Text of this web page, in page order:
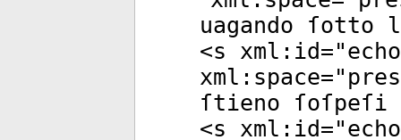
uagando ſotto
<s xml:id="
xml:space="
ſtieno
<s xml:id="